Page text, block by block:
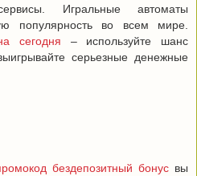
Игральные автоматы
популярность во всем мире.
сегодня – используйте шанс
серьезные денежные
бездепозитный бонусвы